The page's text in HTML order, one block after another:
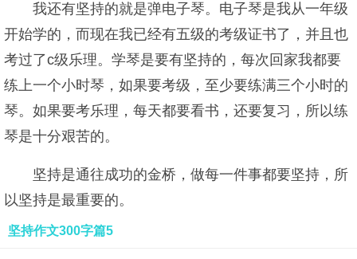
我还有坚持的就是弹电子琴。电子琴是我从一年级
开始学的，而现在我已经有五级的考级证书了，并且也
考过了c级乐理。学琴是要有坚持的，每次回家我都要
练上一个小时琴，如果要考级，至少要练满三个小时的
琴。如果要考乐理，每天都要看书，还要复习，所以练
琴是十分艰苦的。
坚持是通往成功的金桥，做每一件事都要坚持，所
以坚持是最重要的。
坚持作文300字篇5